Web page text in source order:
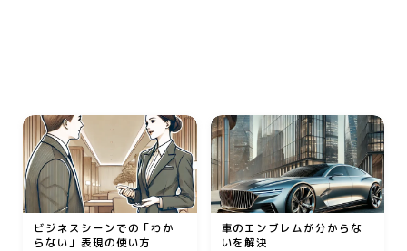
専門学校・スクール
幼児教育
習い事
家庭教師・塾
ビジネスシーンでの「わか
らない」表現の使い方
車のエンブレムが分からな
いを解決